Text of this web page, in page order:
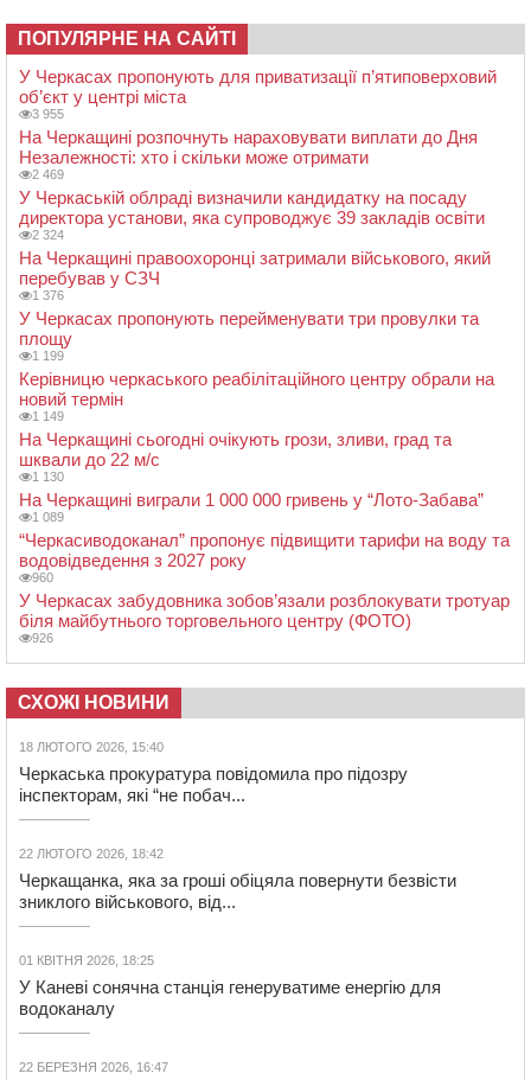
ПОПУЛЯРНЕ НА САЙТІ
У Черкасах пропонують для приватизації п’ятиповерховий
об’єкт у центрі міста
3 955
На Черкащині розпочнуть нараховувати виплати до Дня
Незалежності: хто і скільки може отримати
2 469
У Черкаській облраді визначили кандидатку на посаду
директора установи, яка супроводжує 39 закладів освіти
2 324
На Черкащині правоохоронці затримали військового, який
перебував у СЗЧ
1 376
У Черкасах пропонують перейменувати три провулки та
площу
1 199
Керівницю черкаського реабілітаційного центру обрали на
новий термін
1 149
На Черкащині сьогодні очікують грози, зливи, град та
шквали до 22 м/с
1 130
На Черкащині виграли 1 000 000 гривень у “Лото-Забава”
1 089
“Черкасиводоканал” пропонує підвищити тарифи на воду та
водовідведення з 2027 року
960
У Черкасах забудовника зобов’язали розблокувати тротуар
біля майбутнього торговельного центру (ФОТО)
926
СХОЖІ НОВИНИ
18 ЛЮТОГО 2026, 15:40
Черкаська прокуратура повідомила про підозру
інспекторам, які “не побач...
22 ЛЮТОГО 2026, 18:42
Черкащанка, яка за гроші обіцяла повернути безвісти
зниклого військового, від...
01 КВІТНЯ 2026, 18:25
У Каневі сонячна станція генеруватиме енергію для
водоканалу
22 БЕРЕЗНЯ 2026, 16:47